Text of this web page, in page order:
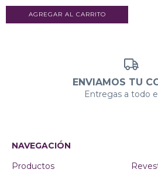
ENVIAMOS TU
Entregas a todo
NAVEGACIÓN
Productos